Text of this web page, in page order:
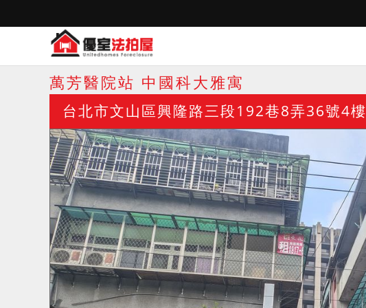
萬芳醫院站 中國科大雅寓
台北市文山區興隆路三段192巷8弄36號4樓